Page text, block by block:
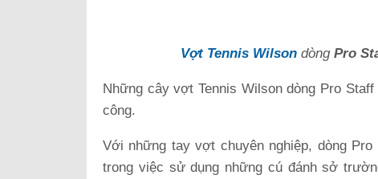
Vợt Tennis Wilson dòngPro
Những cây vợt Tennis Wilson dòng Pro
công.
Với những tay vợt chuyên nghiệp, dòng
trong việc sử dụng những cú đánh sở